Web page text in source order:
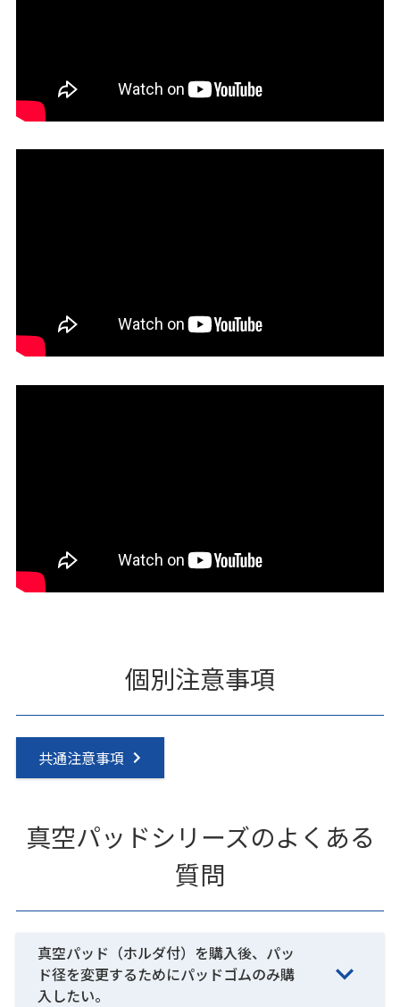
個別注意事項
共通注意事項
真空パッドシリーズのよくある
質問
真空パッド（ホルダ付）を購入後、パッ
ド径を変更するためにパッドゴムのみ購
入したい。